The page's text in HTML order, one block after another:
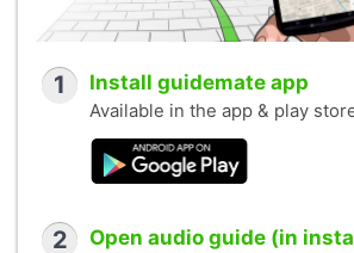
1 Install guidemate app
Available in the app & play
2 Open audio guide (in